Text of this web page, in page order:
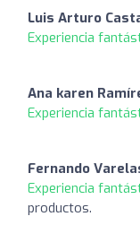
Luis Arturo
Experiencia
Ana karen
Experiencia
Fernando
Experiencia
productos.